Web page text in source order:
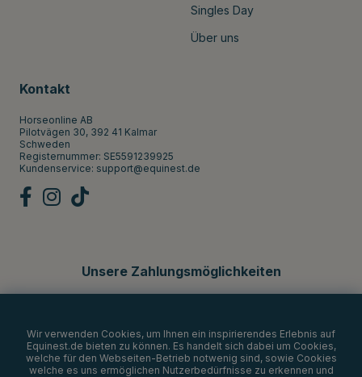
Singles Day
Über uns
Kontakt
Horseonline AB
Pilotvägen 30, 392 41 Kalmar
Schweden
Registernummer: SE5591239925
Kundenservice: support@equinest.de
Unsere Zahlungsmöglichkeiten
Wir verwenden Cookies, um Ihnen ein inspirierendes Erlebnis auf
Equinest.de bieten zu können. Es handelt sich dabei um Cookies,
welche für den Webseiten-Betrieb notwenig sind, sowie Cookies
welche es uns ermöglichen Nutzerbedürfnisse zu erkennen und